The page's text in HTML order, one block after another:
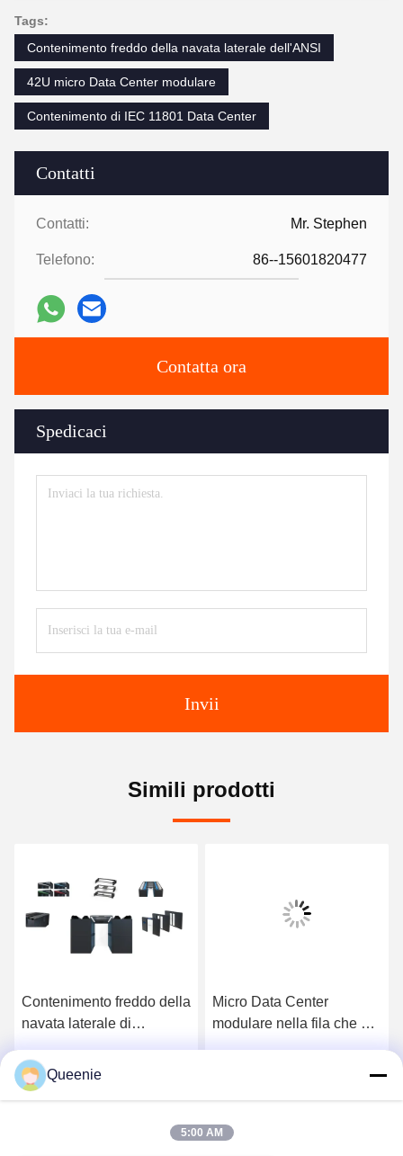
Contatti
Contatti: Mr. Stephen
Telefono: 86--15601820477
Contatta ora
Spedicaci
Invii
Tags:
Contenimento freddo della navata laterale dell'ANSI
42U micro Data Center modulare
Contenimento di IEC 11801 Data Center
Simili prodotti
Contenimento freddo della
navata laterale di
Center
Ottenga il migliore prezzo
Micro Data Center
modulare nella fila che si
Queenie
5:00 AM